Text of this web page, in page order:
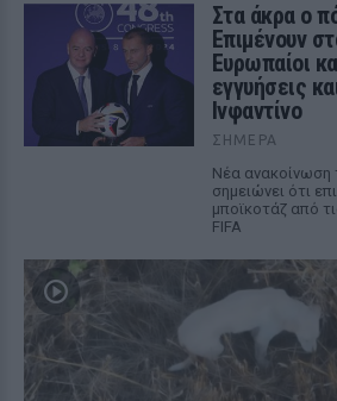
Στα άκρα ο
Επιμένουν
Ευρωπαίοι
εγγυήσεις
Ινφαντίνο
ΣΉΜΕΡΑ
Νέα ανακοίνωση
σημειώνει ότι
μποϊκοτάζ από
FIFA